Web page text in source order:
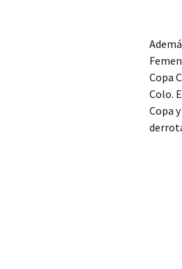
Copa
Colo.
Copa